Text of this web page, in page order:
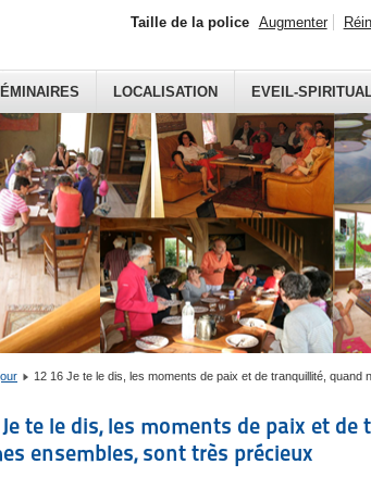
LOCALISATION EVEIL-
Taille de la police Augmenter
12 16 Je te le dis, les moments de paix et de tranquillité,
te le dis, les moments de paix et
ensembles, sont très précieux